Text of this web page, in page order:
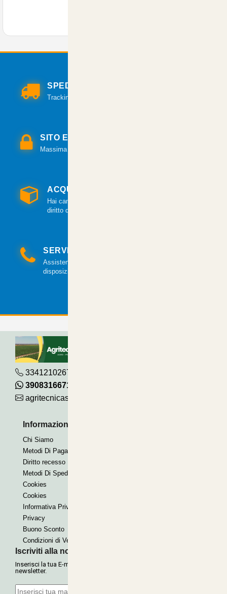
SPEDIZIONI VELOCI
Tracking per il monitoraggio della spedizione.
SITO E PAGAMENTI SICURI
Massima sicurezza per tutte le modalità di pagamento.
ACQUISTO GARANTITO
Hai cambiato idea? Hai 14 giorni per esercitare il
diritto di recesso.
SERVIZIO CLIENTI
Assistenza clienti via mail e telefonica a tua
disposizione.
3341210267
390831667115
agritecnicasrl@gmail.com
Informazioni Utili
Chi Siamo
Metodi Di Pagamento
Diritto recesso
Metodi Di Spedizione
Cookies
Cookies
Informativa Privacy
Privacy
Buono Sconto
Condizioni di Vendita
Iscriviti alla nostra Newsletter
Inserisci la tua E-mail per ricevere le nostre offerte tramite
newsletter.